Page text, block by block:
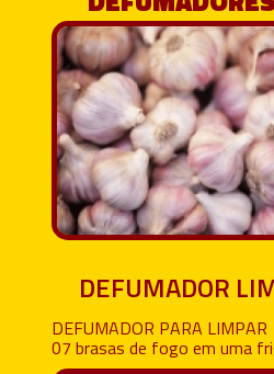
DEFUMADOR
DEFUMADOR PARA
07 brasas de fogo em uma